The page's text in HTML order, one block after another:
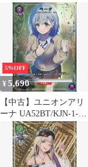
5%OFF
¥5,690
【中古】ユニオンアリ
ーナ UA52BT/KJN-1-
072[U★]：(キラ)ベー